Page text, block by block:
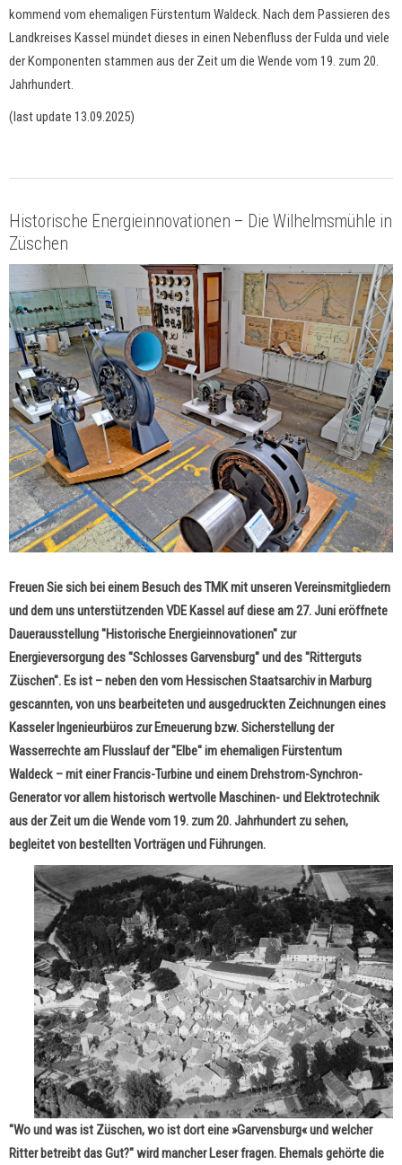
kommend vom ehemaligen Fürstentum Waldeck. Nach dem Passieren des
Landkreises Kassel mündet dieses in einen Nebenfluss der Fulda und viele
der Komponenten stammen aus der Zeit um die Wende vom 19. zum 20.
Jahrhundert.
(last update 13.09.2025)
Historische Energieinnovationen – Die Wilhelmsmühle in
Züschen
Freuen Sie sich bei einem Besuch des TMK mit unseren Vereinsmitgliedern
und dem uns unterstützenden VDE Kassel auf diese am 27. Juni eröffnete
Dauerausstellung "Historische Energieinnovationen" zur
Energieversorgung des "Schlosses Garvensburg" und des "Ritterguts
Züschen". Es ist – neben den vom Hessischen Staatsarchiv in Marburg
gescannten, von uns bearbeiteten und ausgedruckten Zeichnungen eines
Kasseler Ingenieurbüros zur Erneuerung bzw. Sicherstellungder
Wasserrechteam Flusslauf der "Elbe" im ehemaligen Fürstentum
Waldeck – mit einer Francis-Turbine und einem Drehstrom-Synchron-
Generator vor allem historisch wertvolle Maschinen- und Elektrotechnik
aus der Zeit um die Wende vom 19. zum 20. Jahrhundert zu sehen,
begleitet von bestellten Vorträgen und Führungen.
"Wo und was ist Züschen, wo ist dort eine »Garvensburg« und welcher
Ritter betreibt das Gut?" wird mancher Leser fragen. Ehemals gehörte die